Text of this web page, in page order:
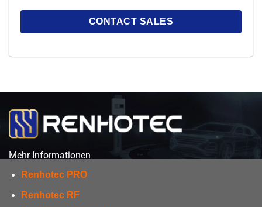
Mehr Informationen
Renhotec PRO
Renhotec RF